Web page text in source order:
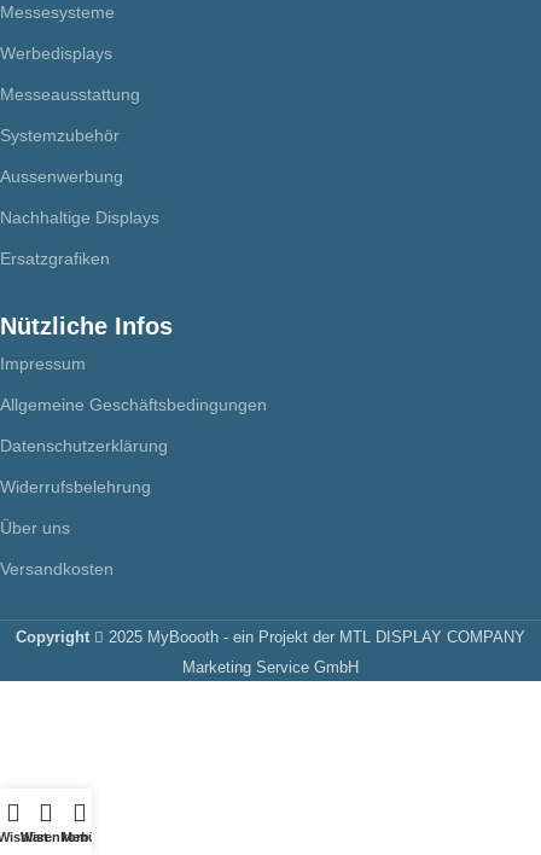
Messesysteme
Werbedisplays
Messeausstattung
Systemzubehör
Aussenwerbung
Nachhaltige Displays
Ersatzgrafiken
Nützliche Infos
Impressum
Allgemeine Geschäftsbedingungen
Datenschutzerklärung
Widerrufsbelehrung
Über uns
Versandkosten
Copyright
2025 MyBoooth - ein Projekt der MTL DISPLAY COMPANY
Marketing Service GmbH
Warenkorb
Menü